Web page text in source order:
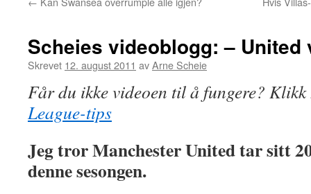
Scheies videoblogg: –
Skrevet 12. august 2011 avArne Scheie
Får du ikke videoen til å fungere?
League-tips
Jeg tror Manchester United tar sitt
denne sesongen.